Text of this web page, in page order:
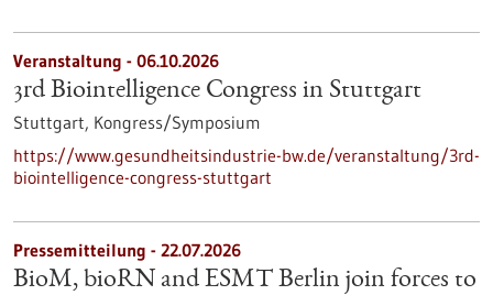
Veranstaltung - 06.10.2026
3rd Biointelligence Congress in Stuttgart
Stuttgart, Kongress/Symposium
https://www.gesundheitsindustrie-bw.de/veranstaltung/3rd-
biointelligence-congress-stuttgart
Pressemitteilung - 22.07.2026
BioM, bioRN and ESMT Berlin join forces to